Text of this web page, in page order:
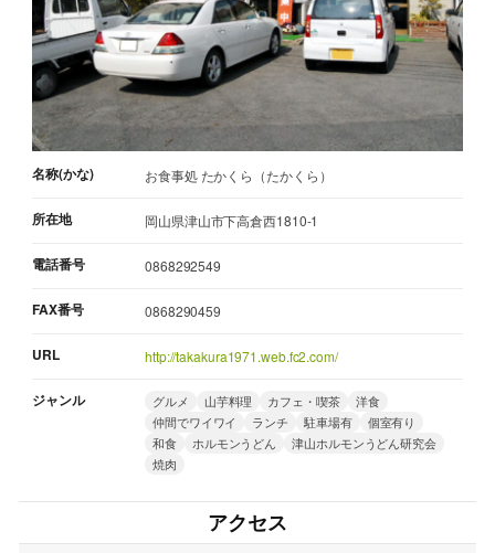
名称(かな) お食事処 たかくら（たかくら）
所在地 岡山県津山市下高倉西1810-1
電話番号 0868292549
FAX番号 0868290459
URL http://takakura1971.web.fc2.com/
ジャンル グルメ 山芋料理 カフェ・喫茶
洋食
仲間でワイワイ
ランチ 駐車場有
個室有り
和食
ホルモンうどん
津山ホルモンうどん研究会
焼肉
アクセス